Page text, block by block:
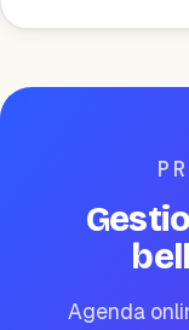
Agenda